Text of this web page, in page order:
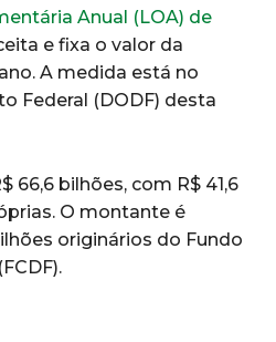
Anual (LOA) de
e fixa o valor da
A medida está no
Federal (DODF) desta
66,6 bilhões, com R$ 41,6
O montante é
originários do Fundo